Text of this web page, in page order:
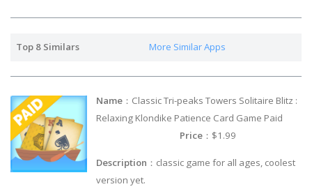
Top 8 Similars More Similar Apps
Name ：Classic Tri-peaks Towers Solitaire Blitz :
Relaxing Klondike Patience Card Game Paid
Price ：$1.99
Description ：classic game for all ages, coolest
version yet.